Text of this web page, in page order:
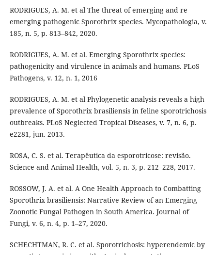
RODRIGUES, A. M. et al The threat of emerging and re
emerging pathogenic Sporothrix species. Mycopathologia, v.
185, n. 5, p. 813–842, 2020.
RODRIGUES, A. M. et al. Emerging Sporothrix species:
pathogenicity and virulence in animals and humans. PLoS
Pathogens, v. 12, n. 1, 2016
RODRIGUES, A. M. et al Phylogenetic analysis reveals a high
prevalence of Sporothrix brasiliensis in feline sporotrichosis
outbreaks. PLoS Neglected Tropical Diseases, v. 7, n. 6, p.
e2281, jun. 2013.
ROSA, C. S. et al. Terapêutica da esporotricose: revisão.
Science and Animal Health, vol. 5, n. 3, p. 212–228, 2017.
ROSSOW, J. A. et al. A One Health Approach to Combatting
Sporothrix brasiliensis: Narrative Review of an Emerging
Zoonotic Fungal Pathogen in South America. Journal of
Fungi, v. 6, n. 4, p. 1–27, 2020.
SCHECHTMAN, R. C. et al. Sporotrichosis: hyperendemic by